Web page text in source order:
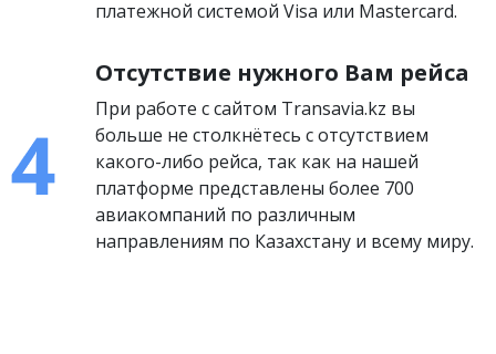
платежной системой Visa или Mastercard.
Отсутствие нужного Вам рейса
При работе с сайтом Transavia.kz вы
больше не столкнётесь с отсутствием
какого-либо рейса, так как на нашей
платформе представлены более 700
авиакомпаний по различным
направлениям по Казахстану и всему миру.